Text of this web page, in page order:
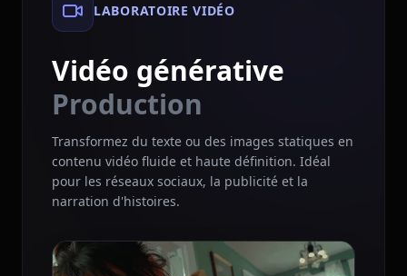
LABORATOIRE VIDÉO
Vidéo générative
Production
Transformez du texte ou des images statiques en
contenu vidéo fluide et haute définition. Idéal
pour les réseaux sociaux, la publicité et la
narration d'histoires.